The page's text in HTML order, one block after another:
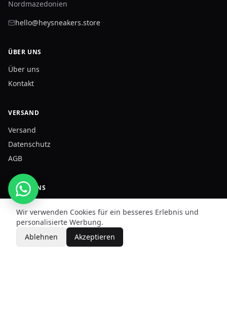
109,00 €
47,00 € Größe wählen
Nordmazedonien
hello@heysneakers.store
ÜBER UNS
Über uns
Kontakt
VERSAND
Versand
Datenschutz
AGB
FOLGE UNS
DËRGOJMË NË
Kosovë · Shqipëri · Maqedoni e Veriut
Wir verwenden Cookies für ein besseres Erlebnis und
personalisierte Werbung.
Ablehnen
Akzeptieren